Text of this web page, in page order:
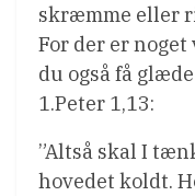
skræmme eller
For der er
du også få
1.Peter 1,13:
”Altså skal I
hovedet koldt.